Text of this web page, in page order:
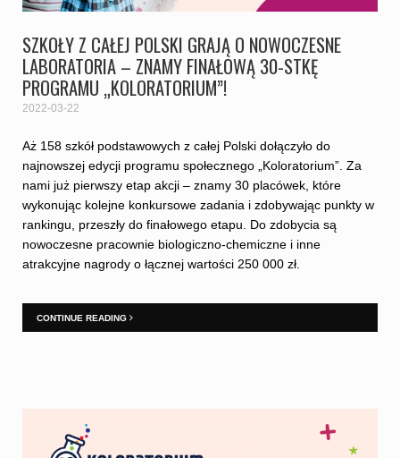
SZKOŁY Z CAŁEJ POLSKI GRAJĄ O NOWOCZESNE
LABORATORIA – ZNAMY FINAŁOWĄ 30-STKĘ
PROGRAMU „KOLORATORIUM”!
2022-03-22
Aż 158 szkół podstawowych z całej Polski dołączyło do
najnowszej edycji programu społecznego „Koloratorium”. Za
nami już pierwszy etap akcji – znamy 30 placówek, które
wykonując kolejne konkursowe zadania i zdobywając punkty w
rankingu, przeszły do finałowego etapu. Do zdobycia są
nowoczesne pracownie biologiczno-chemiczne i inne
atrakcyjne nagrody o łącznej wartości 250 000 zł.
CONTINUE READING